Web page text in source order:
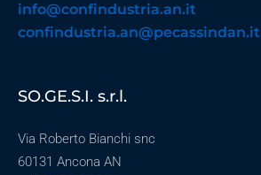
info@confindustria.an.it
confindustria.an@pecassindan.it
SO.GE.S.I. s.r.l.
Via Roberto Bianchi snc
60131 Ancona AN